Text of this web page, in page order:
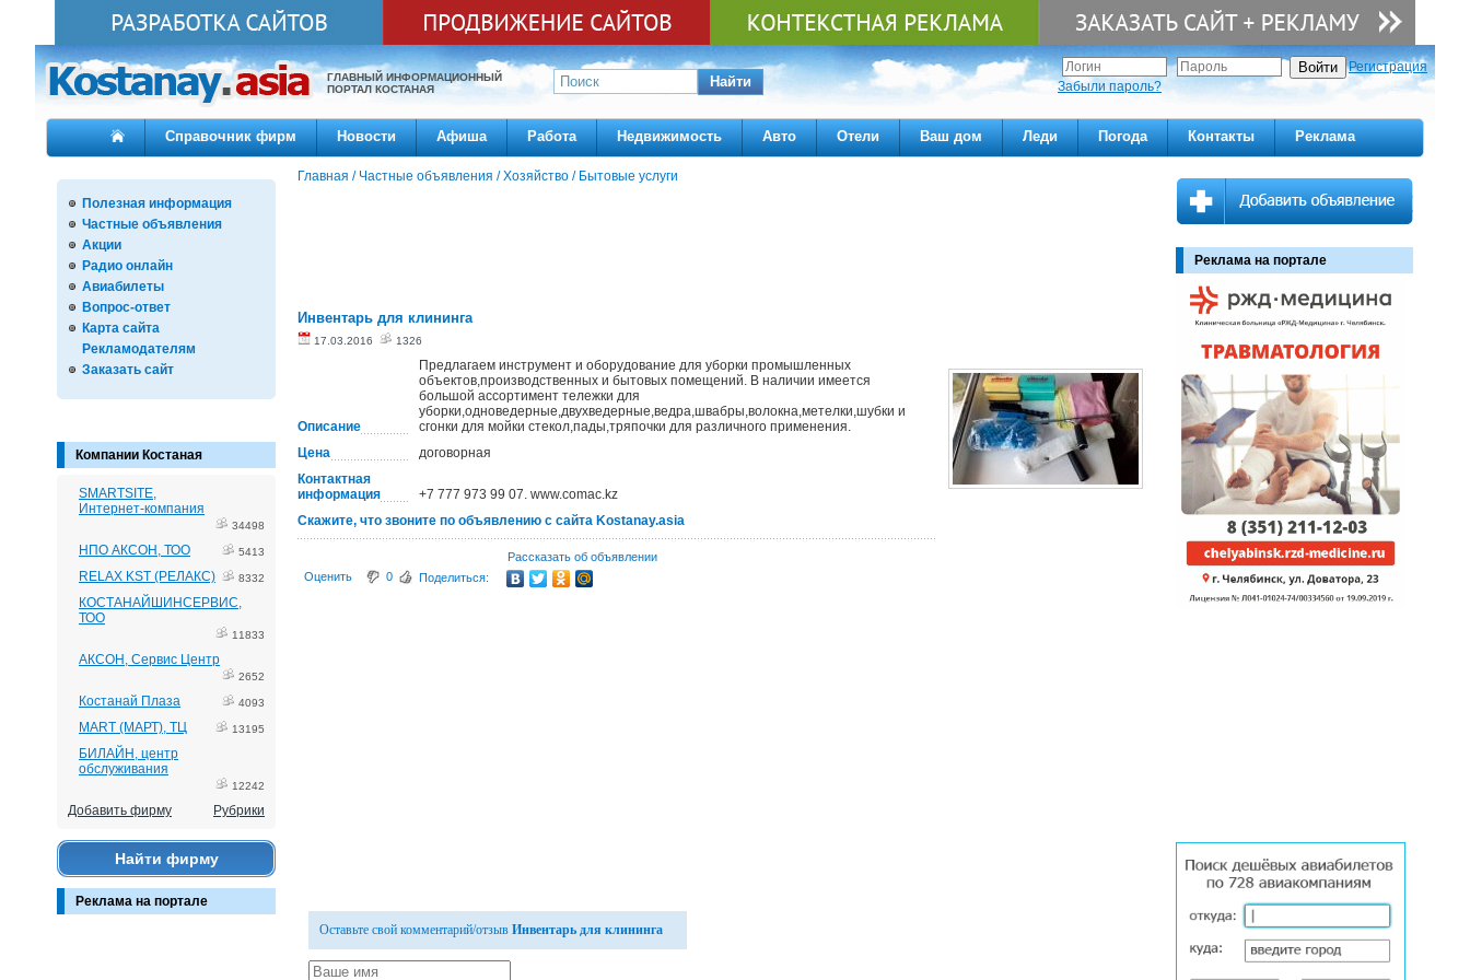
ГЛАВНЫЙ ИНФОРМАЦИОННЫЙ
ПОРТАЛ КОСТАНАЯ
Найти
Регистрация
Забыли пароль?
Справочник фирм Новости Афиша Работа Недвижимость Авто Отели Ваш дом Леди Погода Контакты Реклама
Полезная информация
Частные объявления
Акции
Радио онлайн
Авиабилеты
Вопрос-ответ
Карта сайта
Рекламодателям
Заказать сайт
Компании Костаная
SMARTSITE,
Интернет-компания
34498
НПО АКСОН, ТОО 5413
RELAX KST (РЕЛАКС) 8332
КОСТАНАЙШИНСЕРВИС,
ТОО
11833
АКСОН, Сервис Центр
2652
Костанай Плаза 4093
MART (МАРТ), ТЦ 13195
БИЛАЙН, центр
обслуживания
12242
Добавить фирму Рубрики
Найти фирму
Реклама на портале
Главная / Частные объявления /Хозяйство / Бытовые услуги
Инвентарь для клининга
17.03.2016 1326
Описание
Предлагаем инструмент и оборудование для уборки промышленных
объектов,производственных и бытовых помещений. В наличии имеется
большой ассортимент тележки для
уборки,одноведерные,двухведерные,ведра,швабры,волокна,метелки,шубки и
сгонки для мойки стекол,пады,тряпочки для различного применения.
Цена
договорная
Контактная
информация
+7 777 973 99 07. www.comac.kz
Скажите, что звоните по объявлению с сайта Kostanay.asia
Рассказать об объявлении
Оценить
0 Поделиться:
Оставьте свой комментарий/отзыв Инвентарь для клининга
Реклама на портале